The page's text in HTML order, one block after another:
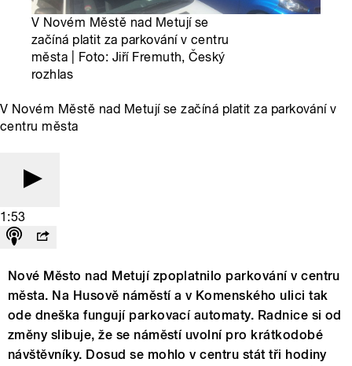
V Novém Městě nad Metují se
začíná platit za parkování v centru
města | Foto: Jiří Fremuth, Český
rozhlas
V Novém Městě nad Metují se začíná platit za parkování v
centru města
1:53
Nové Město nad Metují zpoplatnilo parkování v centru
města. Na Husově náměstí a v Komenského ulici tak
ode dneška fungují parkovací automaty. Radnice si od
změny slibuje, že se náměstí uvolní pro krátkodobé
návštěvníky. Dosud se mohlo v centru stát tři hodiny